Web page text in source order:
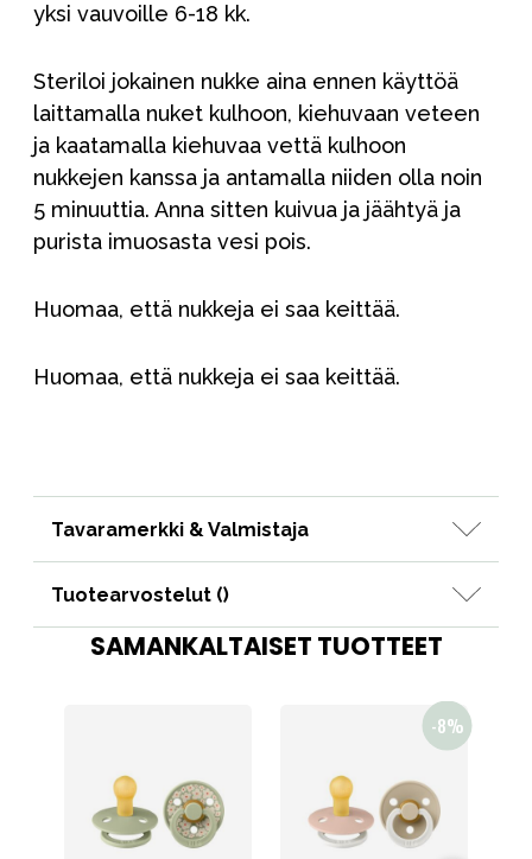
yksi vauvoille 6-18 kk.
Steriloi jokainen nukke aina ennen käyttöä
laittamalla nuket kulhoon, kiehuvaan veteen
ja kaatamalla kiehuvaa vettä kulhoon
nukkejen kanssa ja antamalla niiden olla noin
5 minuuttia. Anna sitten kuivua ja jäähtyä ja
purista imuosasta vesi pois.
Huomaa, että nukkeja ei saa keittää.
Huomaa, että nukkeja ei saa keittää.
Tavaramerkki & Valmistaja
Tuotearvostelut ()
SAMANKALTAISET TUOTTEET